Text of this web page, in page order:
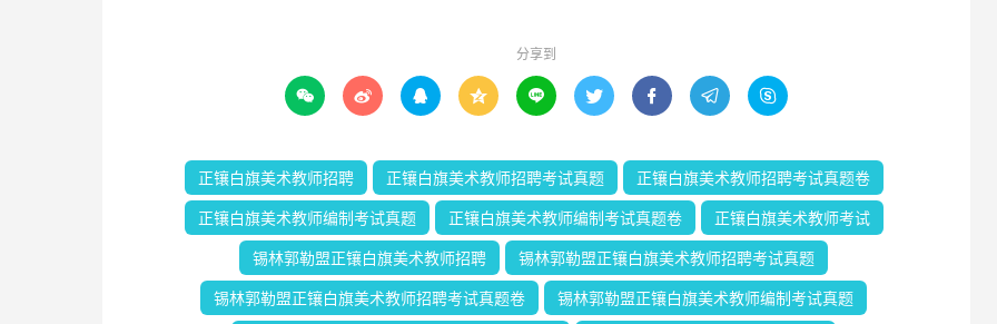
分享到
        
正镶白旗美术教师招聘 正镶白旗美术教师招聘考试真题 正镶白旗美术教师招聘考试真题卷
正镶白旗美术教师编制考试真题 正镶白旗美术教师编制考试真题卷 正镶白旗美术教师考试
锡林郭勒盟正镶白旗美术教师招聘 锡林郭勒盟正镶白旗美术教师招聘考试真题
锡林郭勒盟正镶白旗美术教师招聘考试真题卷 锡林郭勒盟正镶白旗美术教师编制考试真题